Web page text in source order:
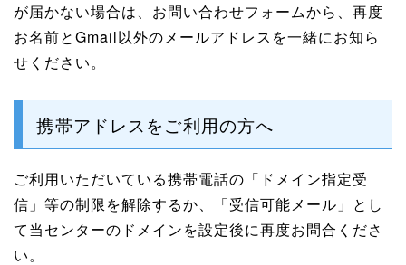
が届かない場合は、お問い合わせフォームから、再度
お名前とGmail以外のメールアドレスを一緒にお知ら
せください。
携帯アドレスをご利用の方へ
ご利用いただいている携帯電話の「ドメイン指定受
信」等の制限を解除するか、「受信可能メール」とし
て当センターのドメインを設定後に再度お問合くださ
い。